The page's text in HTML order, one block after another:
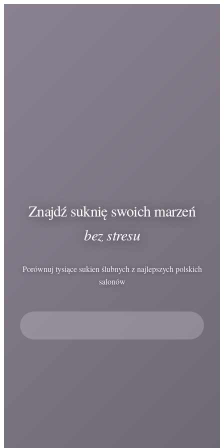
Znajdź suknię swoich marzeń
bez stresu
Porównuj tysiące sukien ślubnych z najlepszych polskich
salonów